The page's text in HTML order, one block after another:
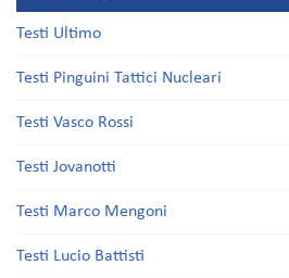
Testi Ultimo
Testi Pinguini Tattici Nucleari
Testi Vasco Rossi
Testi Jovanotti
Testi Marco Mengoni
Testi Lucio Battisti